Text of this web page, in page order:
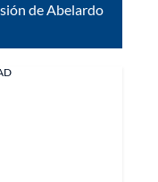
de Abelardo